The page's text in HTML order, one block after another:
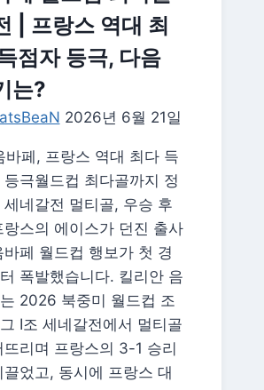
| 프랑스 역대 최
점자 등극, 다음
는?
2026년 6월 21일
바페, 프랑스 역대 최다 득
등극월드컵 최다골까지 정
세네갈전 멀티골, 우승 후
랑스의 에이스가 던진 출사
바페 월드컵 행보가 첫 경
폭발했습니다. 킬리안 음
2026 북중미 월드컵 조
I조 세네갈전에서 멀티골
뜨리며 프랑스의 3-1 승리
끌었고, 동시에 프랑스 대